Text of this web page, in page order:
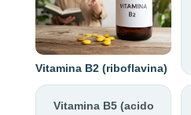
Vitamina B2 (riboflavina)
Vitamina B5 (acido